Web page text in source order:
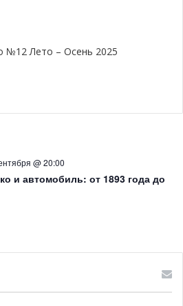
№12 Лето – Осень 2025
@ 20:00
и автомобиль: от 1893 года до